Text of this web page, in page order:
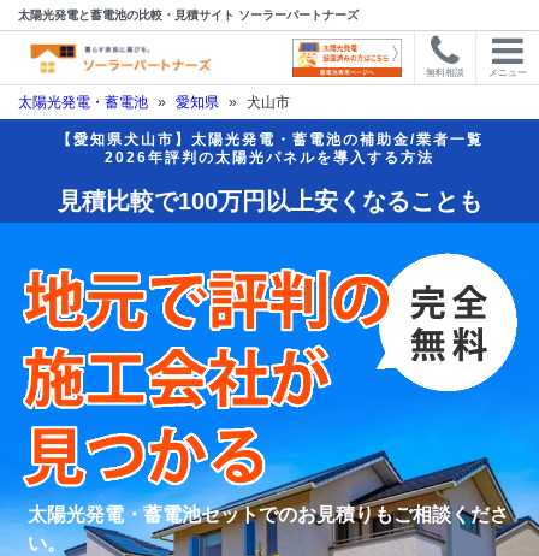
太陽光発電と蓄電池の比較・見積サイト ソーラーパートナーズ
無料相談 メニュー
太陽光発電・蓄電池 » 愛知県 » 犬山市
【愛知県犬山市】太陽光発電・蓄電池の補助金/業者一覧
2026年評判の太陽光パネルを導入する方法
見積比較で100万円以上安くなることも
太陽光発電・蓄電池セットでのお見積りもご相談くださ
い。